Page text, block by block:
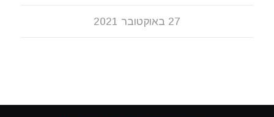
27 באוקטובר 2021